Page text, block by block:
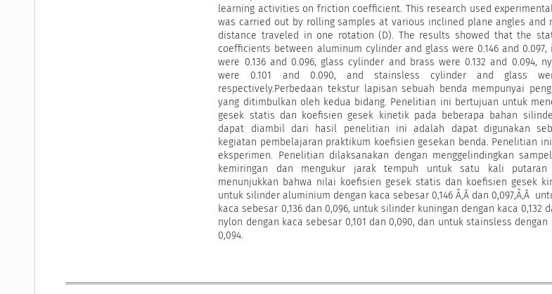
learning activities on friction coefficient. This research used
was carried out by rolling samples at various inclined plane angles and
distance traveled in one rotation (D). The results showed that the
coefficients between aluminum cylinder and glass were 0.146 and
were 0.136 and 0.096, glass cylinder and brass were 0.132 and 0.094,
were 0.101 and 0.090, and stainsless cylinder and glass
respectively.Perbedaan tekstur lapisan sebuah benda mempunyai
yang ditimbulkan oleh kedua bidang. Penelitian ini bertujuan untuk
gesek statis dan koefisien gesek kinetik pada beberapa bahan
dapat diambil dari hasil penelitian ini adalah dapat digunakan
kegiatan pembelajaran praktikum koefisien gesekan benda. Penelitian
eksperimen. Penelitian dilaksanakan dengan menggelindingkan
kemiringan dan mengukur jarak tempuh untuk satu kali
menunjukkan bahwa nilai koefisien gesek statis dan koefisien gesek
untuk silinder aluminium dengan kaca sebesar 0,146 Ã‚Â dan 0,097,Ã‚Â
kaca sebesar 0,136 dan 0,096, untuk silinder kuningan dengan kaca 0,132
nylon dengan kaca sebesar 0,101 dan 0,090, dan untuk stainsless dengan
0,094.